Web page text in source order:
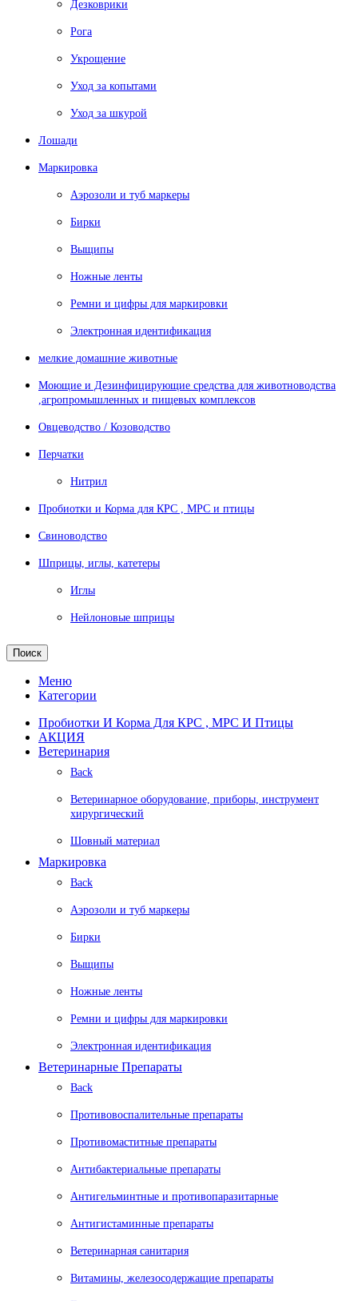
Дезковрики
Рога
Укрощение
Уход за копытами
Уход за шкурой
Лошади
Маркировка
Аэрозоли и туб маркеры
Бирки
Выщипы
Ножные ленты
Ремни и цифры для маркировки
Электронная идентификация
мелкие домашние животные
Моющие и Дезинфицирующие средства для животноводства
,агропромышленных и пищевых комплексов
Овцеводство / Козоводство
Перчатки
Нитрил
Пробиотки и Корма для КРС , МРС и птицы
Свиноводство
Шприцы, иглы, катетеры
Иглы
Нейлоновые шприцы
Поиск
Меню
Категории
Пробиотки И Корма Для КРС , МРС И Птицы
АКЦИЯ
Ветеринария
Back
Ветеринарное оборудование, приборы, инструмент
хирургический
Шовный материал
Маркировка
Back
Аэрозоли и туб маркеры
Бирки
Выщипы
Ножные ленты
Ремни и цифры для маркировки
Электронная идентификация
Ветеринарные Препараты
Back
Противовоспалительные препараты
Противомаститные препараты
Антибактериальные препараты
Антигельминтные и противопаразитарные
Антигистаминные препараты
Ветеринарная санитария
Витамины, железосодержащие препараты